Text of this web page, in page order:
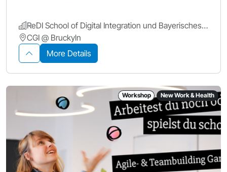
ReDI School of Digital Integration und Bayerisches Staatsministerium für Digitales
CGI @ Bruckyln
More Details
Workshop New Work & Health